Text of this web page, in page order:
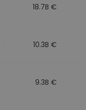
18.7B €
10.3B €
9.3B €